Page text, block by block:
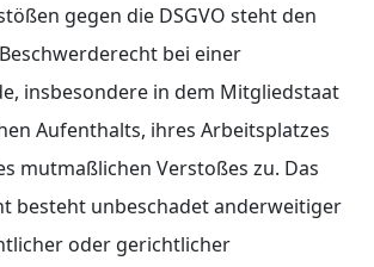
gegen die DSGVO steht den
bei einer
insbesondere in dem Mitgliedstaat
Aufenthalts, ihres Arbeitsplatzes
mutmaßlichen Verstoßes zu. Das
besteht unbeschadet anderweitiger
oder gerichtlicher